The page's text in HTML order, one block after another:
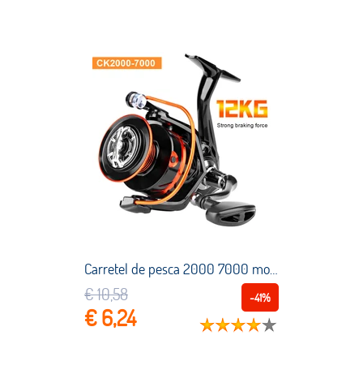
Carretel de pesca 2000 7000 molinete de fiação 12kg max arraste metal balancim 5.2:1 relação de água salgada doce carpa baixo pesca enfrentar roda
-41%
€ 10,58
€ 6,24